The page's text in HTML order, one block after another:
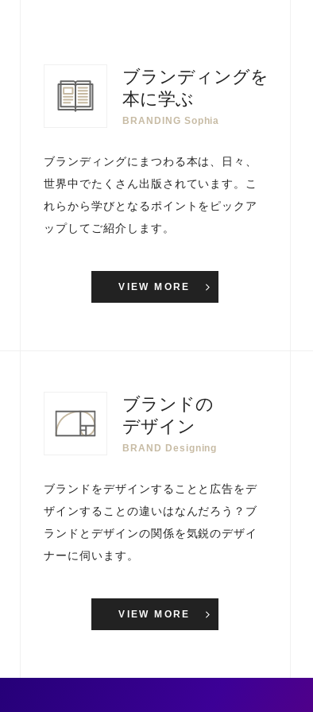
ブランディングを
本に学ぶ
BRANDING Sophia
ブランディングにまつわる本は、日々、
世界中でたくさん出版されています。こ
れらから学びとなるポイントをピックア
ップしてご紹介します。
VIEW MORE
ブランドの
デザイン
BRAND Designing
ブランドをデザインすることと広告をデ
ザインすることの違いはなんだろう？ブ
ランドとデザインの関係を気鋭のデザイ
ナーに伺います。
VIEW MORE